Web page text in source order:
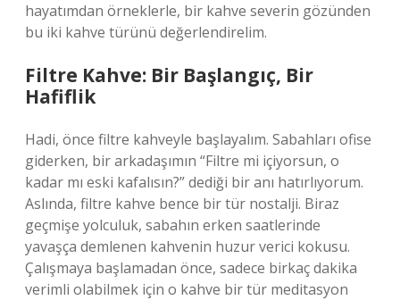
hayatımdan örneklerle, bir kahve severin gözünden
bu iki kahve türünü değerlendirelim.
Filtre Kahve: Bir Başlangıç, Bir
Hafiflik
Hadi, önce filtre kahveyle başlayalım. Sabahları ofise
giderken, bir arkadaşımın “Filtre mi içiyorsun, o
kadar mı eski kafalısın?” dediği bir anı hatırlıyorum.
Aslında, filtre kahve bence bir tür nostalji. Biraz
geçmişe yolculuk, sabahın erken saatlerinde
yavaşça demlenen kahvenin huzur verici kokusu.
Çalışmaya başlamadan önce, sadece birkaç dakika
verimli olabilmek için o kahve bir tür meditasyon